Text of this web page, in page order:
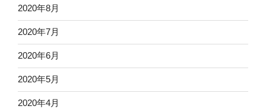
2020年8月
2020年7月
2020年6月
2020年5月
2020年4月